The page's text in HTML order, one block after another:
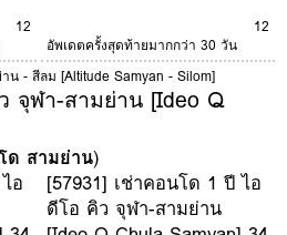
12
12
อัพเดตครั้งสุดท้ายมากกว่า 30 วัน
- สีลม [Altitude Samyan - Silom]
จุฬา-สามย่าน [Ideo Q
ด สามย่าน)
อ
[57931] เช่าคอนโด 1 ปี ไอ
ดีโอ คิว จุฬา-สามย่าน